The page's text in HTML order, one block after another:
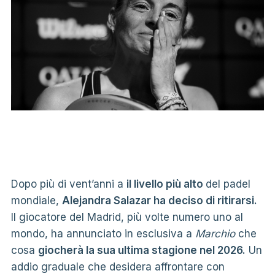
Dopo più di vent’anni a il livello più alto del padel
mondiale, Alejandra Salazar ha deciso di ritirarsi.
Il giocatore del Madrid, più volte numero uno al
mondo, ha annunciato in esclusiva a Marchioche
cosa giocherà la sua ultima stagione nel 2026. Un
addio graduale che desidera affrontare con